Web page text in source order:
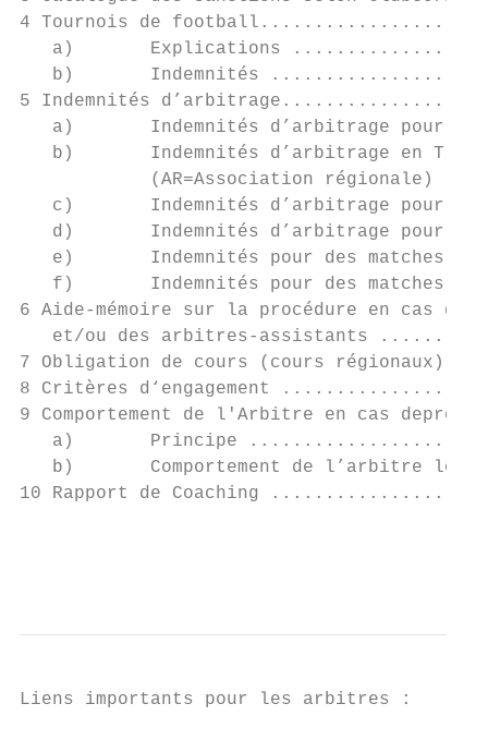
4 Tournois de
a)       Explications
b)       Indemnités
5 Indemnités
a)       Indemnités d’arbitrage pour
b)       Indemnités d’arbitrage en Trio
(AR=Association régionale)
c)       Indemnités d’arbitrage pour
d)       Indemnités d’arbitrage pour
e)       Indemnités pour des matches
f)       Indemnités pour des matches
6 Aide-mémoire sur la procédure en cas
et/ou des arbitres-assistants
7 Obligation de cours (cours
8 Critères d‘engagement
9 Comportement de l'Arbitre en
a)       Principe
b)       Comportement de l’arbitre
10 Rapport de Coaching
Liens importants pour les arbitres :